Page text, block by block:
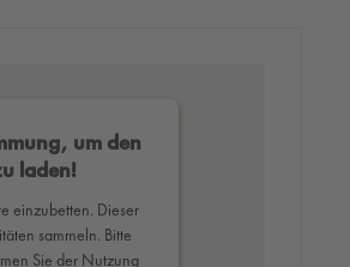
um den
laden!
einzubetten. Dieser
sammeln. Bitte
Sie der Nutzung